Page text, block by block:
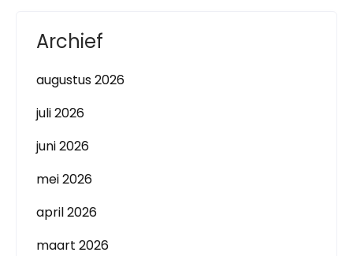
Archief
augustus 2026
juli 2026
juni 2026
mei 2026
april 2026
maart 2026